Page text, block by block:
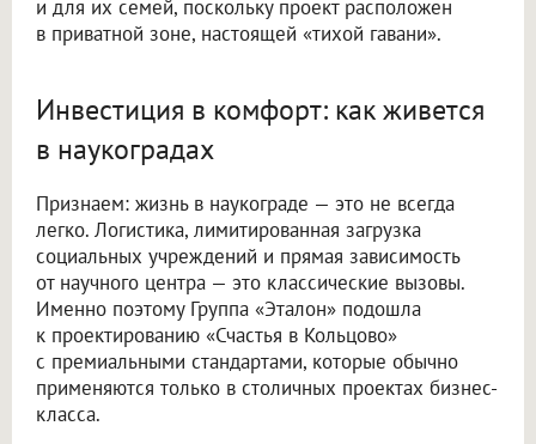
и для их семей, поскольку проект расположен
в приватной зоне, настоящей «тихой гавани».
Инвестиция в комфорт: как живется
в наукоградах
Признаем: жизнь в наукограде — это не всегда
легко. Логистика, лимитированная загрузка
социальных учреждений и прямая зависимость
от научного центра — это классические вызовы.
Именно поэтому Группа «Эталон» подошла
к проектированию «Счастья в Кольцово»
с премиальными стандартами, которые обычно
применяются только в столичных проектах бизнес-
класса.